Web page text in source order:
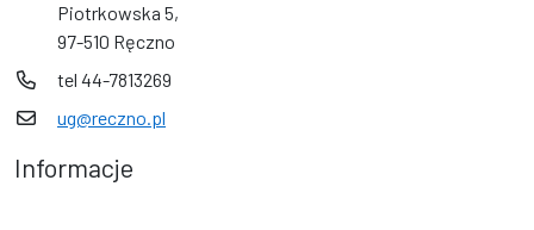
Piotrkowska 5,
97-510 Ręczno
tel 44-7813269
ug@reczno.pl
Informacje